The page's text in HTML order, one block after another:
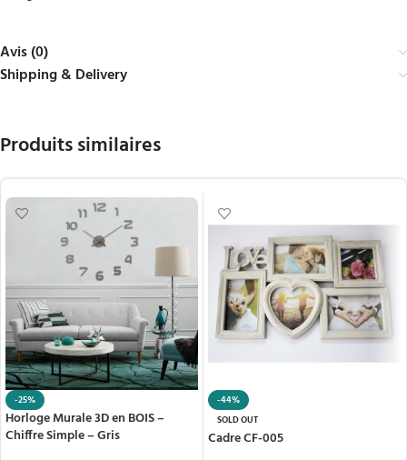
Avis (0)
Shipping & Delivery
Produits similaires
-25%
Horloge Murale 3D en BOIS –
Chiffre Simple – Gris
-44%
SOLD OUT
Cadre CF-005